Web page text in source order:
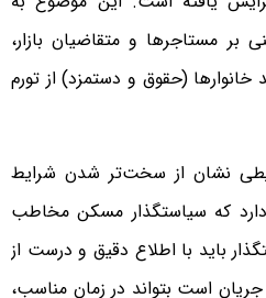
بر مستاجرها و متقاضیان بازار،
(حقوق و دستمزد) از تورم
نشان از سخت‌‌‌‌تر شدن شرایط
که سیاستگذار مسکن مخاطب
باید با اطلاع دقیق و درست از
جریان است بتواند در زمان مناسب،